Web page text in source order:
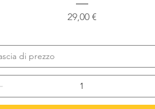
Prezzo
29,00 €
di prezzo